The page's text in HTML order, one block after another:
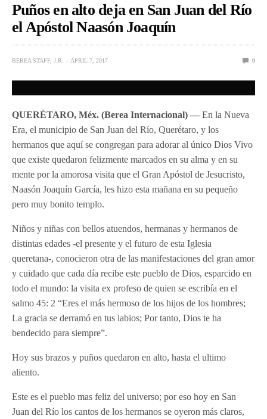
Puños en alto deja en San Juan del Río
el Apóstol Naasón Joaquín
BEREA STAFF, J.R. APRIL 7, 2017 0
QUERÉTARO, Méx. (Berea Internacional) —En la Nueva
Era, el municipio de San Juan del Río, Querétaro, y los
hermanos que aquí se congregan para adorar al único Dios Vivo
que existe quedaron felizmente marcados en su alma y en su
mente por la amorosa visita que el Gran Apóstol de Jesucristo,
Naasón Joaquín García, les hizo esta mañana en su pequeño
pero muy bonito templo.
Niños y niñas con bellos atuendos, hermanas y hermanos de
distintas edades -el presente y el futuro de esta Iglesia
queretana-, conocieron otra de las manifestaciones del gran amor
y cuidado que cada día recibe este pueblo de Dios, esparcido en
todo el mundo: la visita ex profeso de quien se escribía en el
salmo 45: 2 “Eres el más hermoso de los hijos de los hombres;
La gracia se derramó en tus labios; Por tanto, Dios te ha
bendecido para siempre”.
Hoy sus brazos y puños quedaron en alto, hasta el ultimo
aliento.
Este es el pueblo mas feliz del universo; por eso hoy en San
Juan del Río los cantos de los hermanos se oyeron más claros,